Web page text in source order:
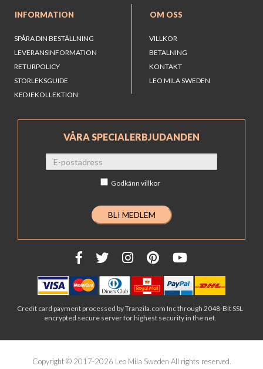
INFORMATION
SPÅRA DIN BESTÄLLNING
LEVERANSINFORMATION
RETURPOLICY
STORLEKSGUIDE
KEDJEKOLLEKTION
OM OSS
VILLKOR
BETALNING
KONTAKT
LEO MILA SWEDEN
VÅRA SPECIALERBJUDANDEN
Godkänn villkor
Credit card payment processed by Tranzila.com Inc through 2048-Bit SSL
encrypted secure server for highest security in the net.
Copyright © 2017-2026 Leo Mila Sweden All rights reserved.